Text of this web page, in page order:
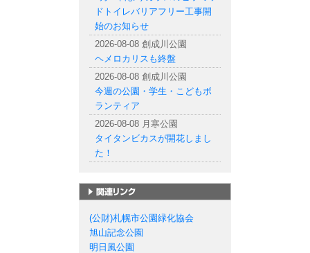
ドトイレバリアフリー工事開
始のお知らせ
2026-08-08 創成川公園
ヘメロカリスも終盤
2026-08-08 創成川公園
今週の公園・学生・こどもボ
ランティア
2026-08-08 月寒公園
タイタンビカスが開花しまし
た！
(公財)札幌市公園緑化協会
旭山記念公園
明日風公園